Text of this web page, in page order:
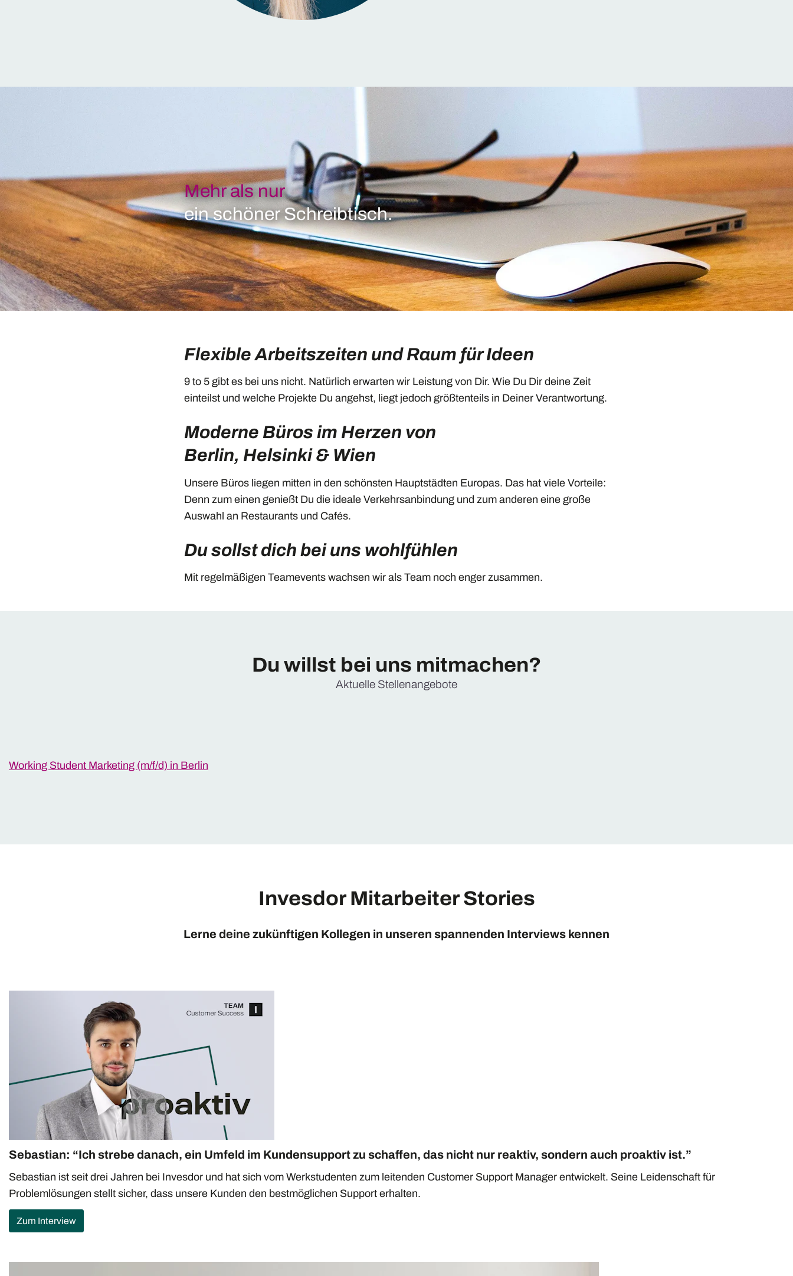
Mehr als nur
ein schöner Schreibtisch.
Flexible Arbeitszeiten und Raum für Ideen
9 to 5 gibt es bei uns nicht. Natürlich erwarten wir Leistung von Dir. Wie Du Dir deine Zeit
einteilst und welche Projekte Du angehst, liegt jedoch größtenteils in Deiner Verantwortung.
Moderne Büros im Herzen von
Berlin, Helsinki & Wien
Unsere Büros liegen mitten in den schönsten Hauptstädten Europas. Das hat viele Vorteile:
Denn zum einen genießt Du die ideale Verkehrsanbindung und zum anderen eine große
Auswahl an Restaurants und Cafés.
Du sollst dich bei uns wohlfühlen
Mit regelmäßigen Teamevents wachsen wir als Team noch enger zusammen.
Du willst bei uns mitmachen?
Aktuelle Stellenangebote
Working Student Marketing (m/f/d) in Berlin
Invesdor Mitarbeiter Stories
Lerne deine zukünftigen Kollegen in unseren spannenden Interviews kennen
Sebastian: “Ich strebe danach, ein Umfeld im Kundensupport zu schaffen, das nicht nur reaktiv, sondern auch proaktiv ist.”
Sebastian ist seit drei Jahren bei Invesdor und hat sich vom Werkstudenten zum leitenden Customer Support Manager entwickelt. Seine Leidenschaft für
Problemlösungen stellt sicher, dass unsere Kunden den bestmöglichen Support erhalten.
Zum Interview